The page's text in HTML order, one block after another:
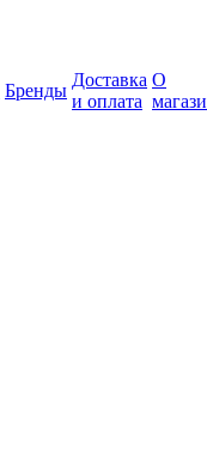
Бренды
Доставка
и оплата
О